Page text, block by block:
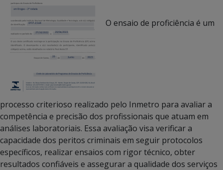
O ensaio de proficiência é um
processo criterioso realizado pelo Inmetro para avaliar a
competência e precisão dos profissionais que atuam em
análises laboratoriais. Essa avaliação visa verificar a
capacidade dos peritos criminais em seguir protocolos
específicos, realizar ensaios com rigor técnico, obter
resultados confiáveis e assegurar a qualidade dos serviços